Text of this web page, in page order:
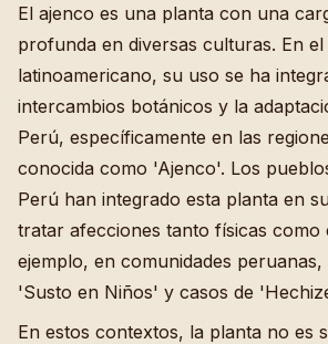
El ajenco es una planta con una
profunda en diversas culturas. En
latinoamericano, su uso se ha
intercambios botánicos y la
Perú, específicamente en las
conocida como 'Ajenco'. Los
Perú han integrado esta planta en
tratar afecciones tanto físicas como
ejemplo, en comunidades
'Susto en Niños' y casos de
En estos contextos, la planta no es